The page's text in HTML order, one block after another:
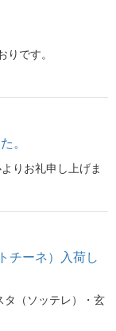
です。
。
りお礼申し上げま
チーネ）入荷し
（ソッテレ）・玄